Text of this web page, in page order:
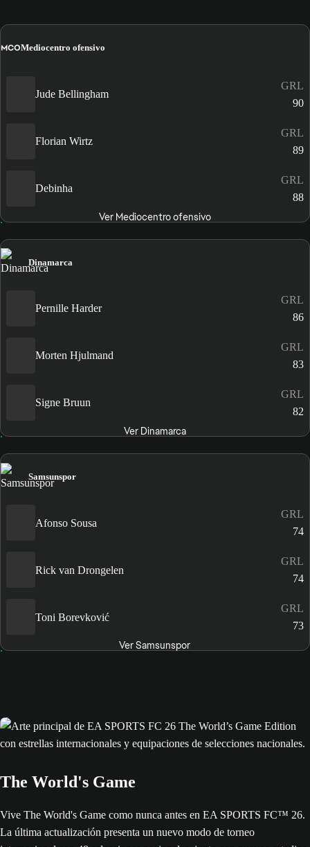
MCOMediocentro ofensivo
Jude Bellingham
GRL
90
Florian Wirtz
GRL
89
Debinha
GRL
88
Ver Mediocentro ofensivo
Dinamarca
Pernille Harder
GRL
86
Morten Hjulmand
GRL
83
Signe Bruun
GRL
82
Ver Dinamarca
Samsunspor
Afonso Sousa
GRL
74
Rick van Drongelen
GRL
74
Toni Borevković
GRL
73
Ver Samsunspor
The World's Game
Vive The World's Game como nunca antes en EA SPORTS FC™ 26.
La última actualización presenta un nuevo modo de torneo